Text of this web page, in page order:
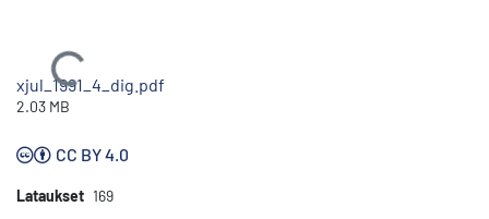
Ladataan...
xjul_1991_4_dig.pdf
2.03 MB
CC BY 4.0
Lataukset 169